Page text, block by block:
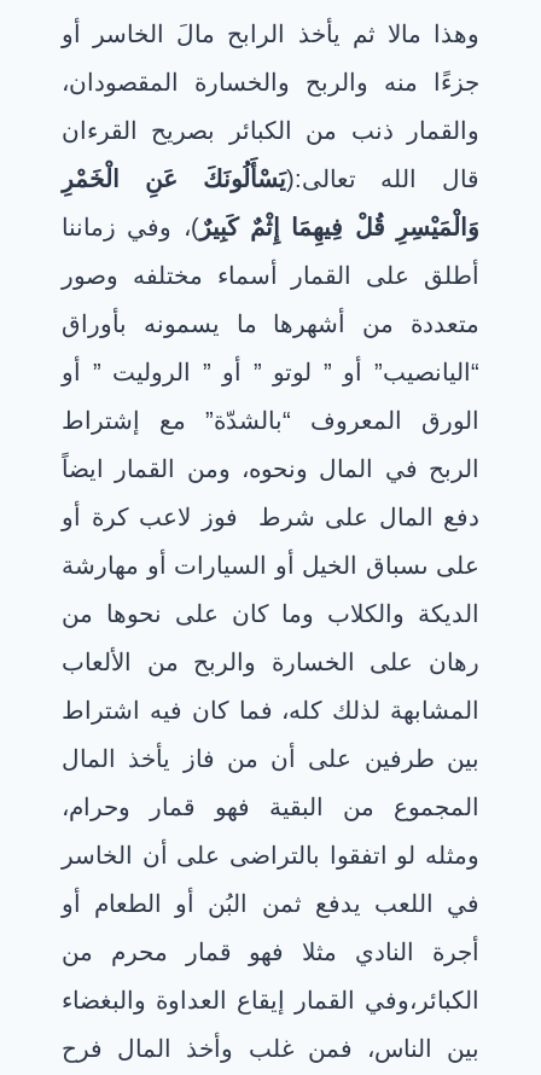
وهذا مالا ثم يأخذ الرابح مالَ الخاسر أو
جزءًا منه والربح والخسارة المقصودان،
والقمار ذنب من الكبائر بصريح القرءان
قال الله تعالى:(يَسْأَلُونَكَ عَنِ الْخَمْرِ
وَالْمَيْسِرِ قُلْ فِيهِمَا إِثْمٌ كَبِيرٌ)، وفي زماننا
أطلق على القمار أسماء مختلفه وصور
متعددة من أشهرها ما يسمونه بأوراق
“اليانصيب” أو ” لوتو ” أو ” الروليت ” أو
الورق المعروف “بالشدّة” مع إشتراط
الربح في المال ونحوه، ومن القمار ايضاً
دفع المال على شرط
فوز لاعب كرة أو
على ىسباق الخيل أو السيارات أو مهارشة
الديكة والكلاب وما كان على نحوها من
رهان على الخسارة والربح من الألعاب
المشابهة لذلك كله، فما كان فيه اشتراط
بين طرفين على أن من فاز يأخذ المال
المجموع من البقية فهو قمار وحرام،
ومثله لو اتفقوا بالتراضى على أن الخاسر
في اللعب يدفع ثمن البُن أو الطعام أو
أجرة النادي مثلا فهو قمار محرم من
الكبائر،وفي القمار إيقاع العداوة والبغضاء
بين الناس، فمن غلب وأخذ المال فرح